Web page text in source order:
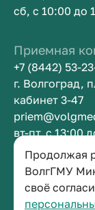
Продолжая
ВолгГМУ
своё
сб, с 10:00 до
Приемная
+7 (8442) 53-
г. Волгоград,
кабинет 3-47
вт-пт, с 13:00
Приемная
+7 (8442) 38-
г.